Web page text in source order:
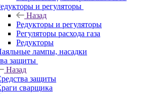
и регуляторы
Назад
Редукторы и регуляторы
Регуляторы расхода газа
Редукторы
лампы, насадки
защиты
Назад
защиты
сварщика